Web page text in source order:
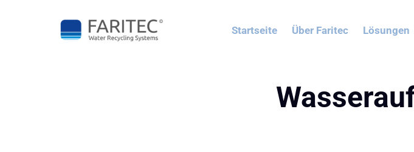
Startseite Über Faritec Lösungen
Fahrzeugwaschanlagen